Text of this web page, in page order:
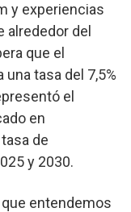
y experiencias
del
que el
tasa del 7,5%
el
en
de
y 2030.
entendemos